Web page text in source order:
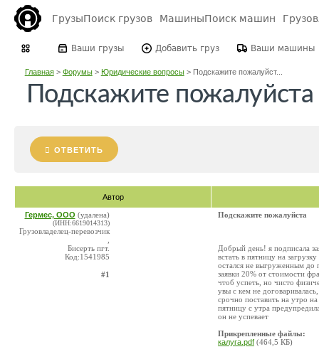
ГрузыПоиск грузов МашиныПоиск машин
Ваши грузы Добавить груз Ваши машины
Главная> Форумы> Юридические вопросы> Подскажите пожалуйст...
Подскажите пожалуйста
ОТВЕТИТЬ
Автор
Гермес, ООО (удалена)
(ИНН:6619014313)
Грузовладелец-перевозчик
Бисерть пгт.
Код:1541985
#1
Подскажите пожалуйста
Добрый день! я подписала
встать в пятницу на
остался не выгруженным до
заявки 20% от стоимости
чтоб успеть, но чисто
увы с кем не
срочно поставить на утро
пятницу с утра
он не успевает
Прикрепленные файлы:
калуга.pdf (464,5 КБ)